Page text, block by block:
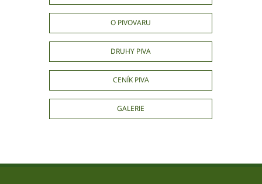
O PIVOVARU
DRUHY PIVA
CENÍK PIVA
GALERIE